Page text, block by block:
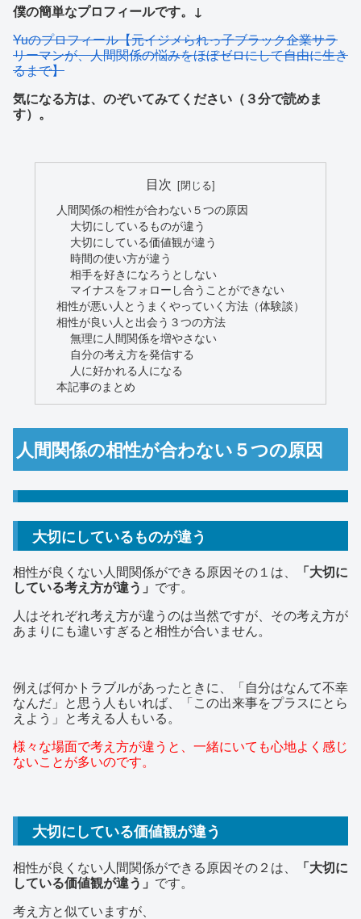
僕の簡単なプロフィールです。↓
Yuのプロフィール【元イジメられっ子ブラック企業サラ
リーマンが、人間関係の悩みをほぼゼロにして自由に生き
るまで】
気になる方は、のぞいてみてください（３分で読めま
す）。
目次
人間関係の相性が合わない５つの原因
大切にしているものが違う
大切にしている価値観が違う
時間の使い方が違う
相手を好きになろうとしない
マイナスをフォローし合うことができない
相性が悪い人とうまくやっていく方法（体験談）
相性が良い人と出会う３つの方法
無理に人間関係を増やさない
自分の考え方を発信する
人に好かれる人になる
本記事のまとめ
人間関係の相性が合わない５つの原因
大切にしているものが違う
相性が良くない人間関係ができる原因その１は、
「大切に
している考え方が違う」 です。
人はそれぞれ考え方が違うのは当然ですが、その考え方が
あまりにも違いすぎると相性が合いません。
例えば何かトラブルがあったときに、「自分はなんて不幸
なんだ」と思う人もいれば、「この出来事をプラスにとら
えよう」と考える人もいる。
様々な場面で考え方が違うと、一緒にいても心地よく感じ
ないことが多いのです。
大切にしている価値観が違う
相性が良くない人間関係ができる原因その２は、
「大切に
している価値観が違う」 です。
考え方と似ていますが、